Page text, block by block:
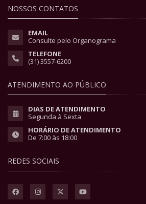
NOSSOS CONTATOS
EMAIL
Consulte pelo Organograma
TELEFONE
(31) 3557-6200
ATENDIMENTO AO PÚBLICO
DIAS DE ATENDIMENTO
Segunda à Sexta
HORÁRIO DE ATENDIMENTO
De 7:00 às 18:00
REDES SOCIAIS